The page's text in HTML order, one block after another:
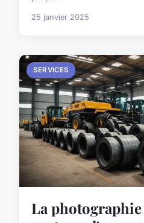
25 janvier 2025
SERVICES
La